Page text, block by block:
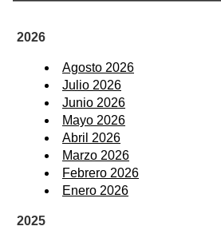
2026
Agosto 2026
Julio 2026
Junio 2026
Mayo 2026
Abril 2026
Marzo 2026
Febrero 2026
Enero 2026
2025